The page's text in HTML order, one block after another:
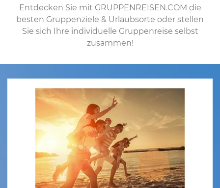
Entdecken Sie mit GRUPPENREISEN.COM die
besten Gruppenziele & Urlaubsorte oder stellen
Sie sich Ihre individuelle Gruppenreise selbst
zusammen!